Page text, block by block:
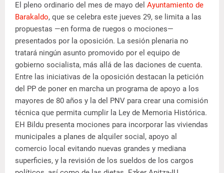
El pleno ordinario del mes de mayo del Ayuntamiento de
Barakaldo, que se celebra este jueves 29, se limita a las
propuestas —en forma de ruegos o mociones—
presentados por la oposición. La sesión plenaria no
tratará ningún asunto promovido por el equipo de
gobierno socialista, más allá de las daciones de cuenta.
Entre las iniciativas de la oposición destacan la petición
del PP de poner en marcha un programa de apoyo a los
mayores de 80 años y la del PNV para crear una comisión
técnica que permita cumplir la Ley de Memoria Histórica.
EH Bildu presenta mociones para incorporar las viviendas
municipales a planes de alquiler social, apoyo al
comercio local evitando nuevas grandes y mediana
superficies, y la revisión de los sueldos de los cargos